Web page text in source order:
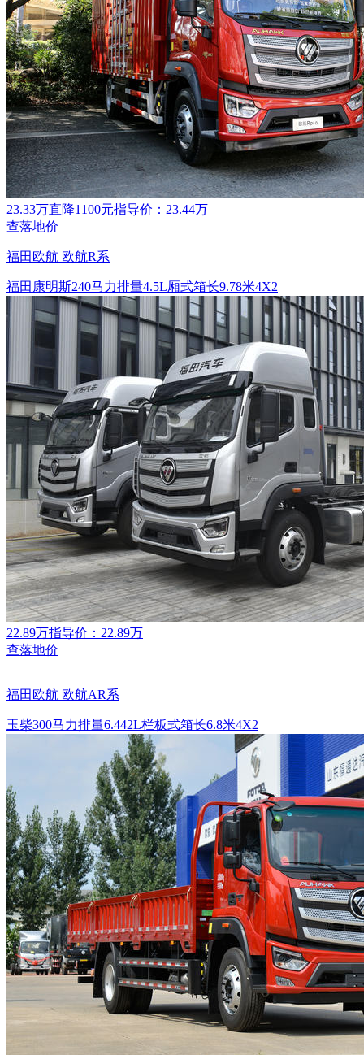
23.33万直降1100元指导价：23.44万
查落地价
福田欧航 欧航R系
福田康明斯240马力排量4.5L厢式箱长9.78米4X2
22.89万指导价：22.89万
查落地价
福田欧航 欧航AR系
玉柴300马力排量6.442L栏板式箱长6.8米4X2